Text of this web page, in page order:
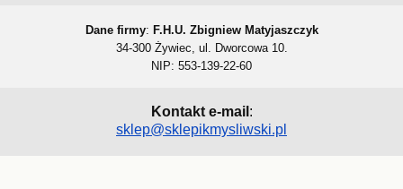
Dane firmy: F.H.U. Zbigniew Matyjaszczyk
34-300 Żywiec, ul. Dworcowa 10.
NIP: 553-139-22-60
Kontakt e-mail :
sklep@sklepikmysliwski.pl